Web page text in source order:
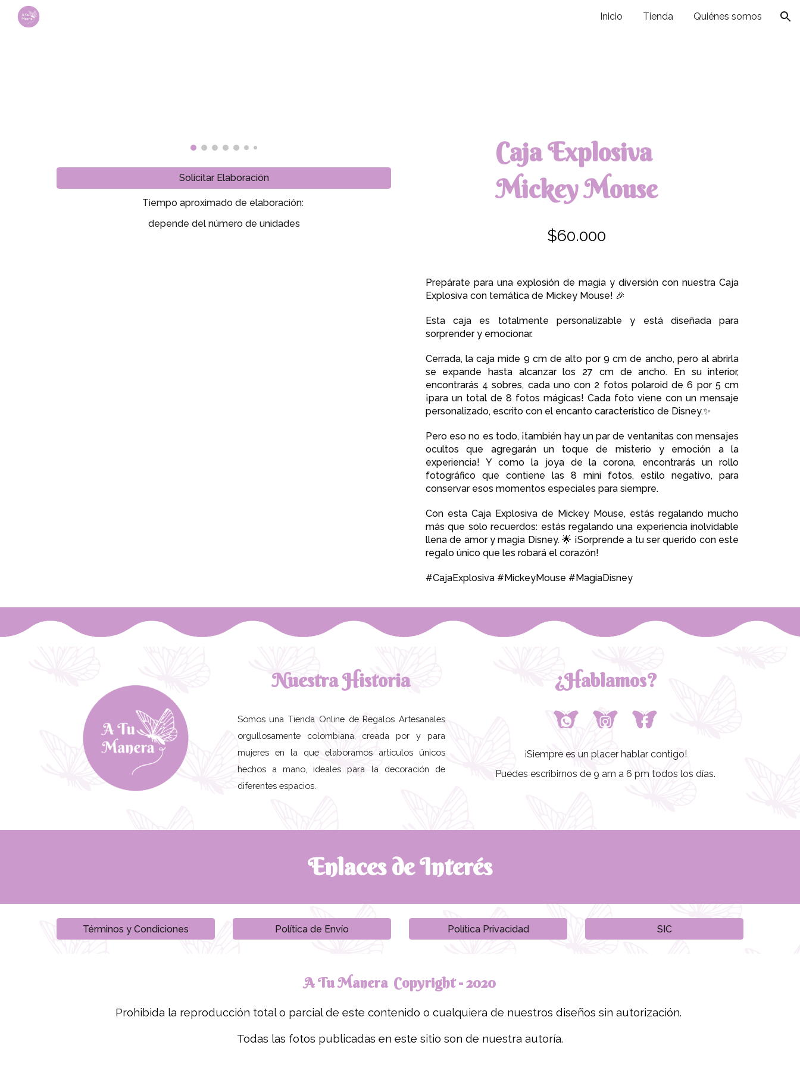
Inicio Tienda Quiénes somos
Solicitar Elaboración
Tiempo aproximado de elaboración:
depende del número de unidades
Caja Explosiva
Mickey Mouse
$60.000
Prepárate para una explosión de magia y diversión con nuestra Caja
Explosiva con temática de Mickey Mouse! 🎉
Esta caja es totalmente personalizable y está diseñada para
sorprender y emocionar.
Cerrada, la caja mide 9 cm de alto por 9 cm de ancho, pero al abrirla
se expande hasta alcanzar los 27 cm de ancho. En su interior,
encontrarás 4 sobres, cada uno con 2 fotos polaroid de 6 por 5 cm
¡para un total de 8 fotos mágicas! Cada foto viene con un mensaje
personalizado, escrito con el encanto característico de Disney.✨
Pero eso no es todo, ¡también hay un par de ventanitas con mensajes
ocultos que agregarán un toque de misterio y emoción a la
experiencia! Y como la joya de la corona, encontrarás un rollo
fotográfico que contiene las 8 mini fotos, estilo negativo, para
conservar esos momentos especiales para siempre.
Con esta Caja Explosiva de Mickey Mouse, estás regalando mucho
más que solo recuerdos: estás regalando una experiencia inolvidable
llena de amor y magia Disney. 🌟 ¡Sorprende a tu ser querido con este
regalo único que les robará el corazón!
#CajaExplosiva #MickeyMouse #MagiaDisney
Nuestra Historia
Somos una Tienda Online de Regalos Artesanales
orgullosamente colombiana, creada por y para
mujeres en la que elaboramos artículos únicos
hechos a mano, ideales para la decoración de
diferentes espacios.
¿Hablamos?
¡Siempre es un placer hablar contigo!
Puedes escribirnos de 9 am a 6 pm todos los días.
Enlaces de Interés
Términos y Condiciones Política de Envío Política Privacidad SIC
A Tu Manera Copyright - 2020
Prohibida la reproducción total o parcial de este contenido o cualquiera de nuestros diseños sin autorización.
Todas las fotos publicadas en este sitio son de nuestra autoría.